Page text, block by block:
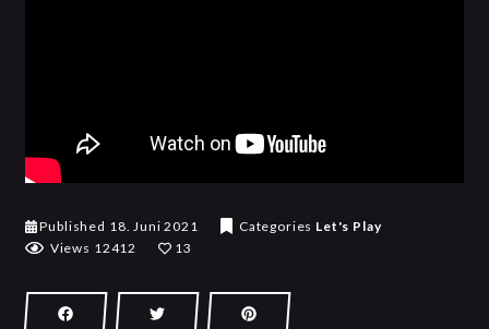
Published 18. Juni 2021
J
u
Categories Let's Play
Views 12412
13